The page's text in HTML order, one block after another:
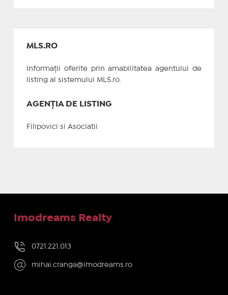
MLS.RO
Informații oferite prin amabilitatea agentului de
listing al sistemului MLS.ro.
AGENȚIA DE LISTING
Filipovici si Asociatii
Imodreams Realty
0721.221.013
mihai.cranga@imodreams.ro